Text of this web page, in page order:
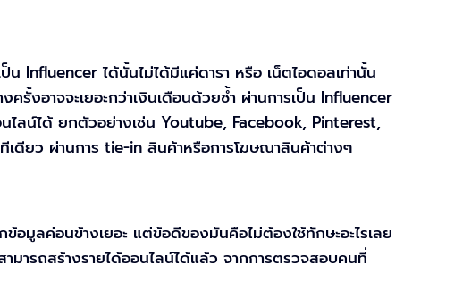
Influencer ได้นั้นไม่ได้มีแค่ดารา หรือ เน็ตไอดอลเท่านั้น
รั้งอาจจะเยอะกว่าเงินเดือนด้วยซ้ำ ผ่านการเป็น Influencer
ลน์ได้ ยกตัวอย่างเช่น Youtube, Facebook, Pinterest,
เดียว ผ่านการ tie-in สินค้าหรือการโฆษณาสินค้าต่างๆ
อมูลค่อนข้างเยอะ แต่ข้อดีของมันคือไม่ต้องใช้ทักษะอะไรเลย
ารถสร้างรายได้ออนไลน์ได้แล้ว จากการตรวจสอบคนที่